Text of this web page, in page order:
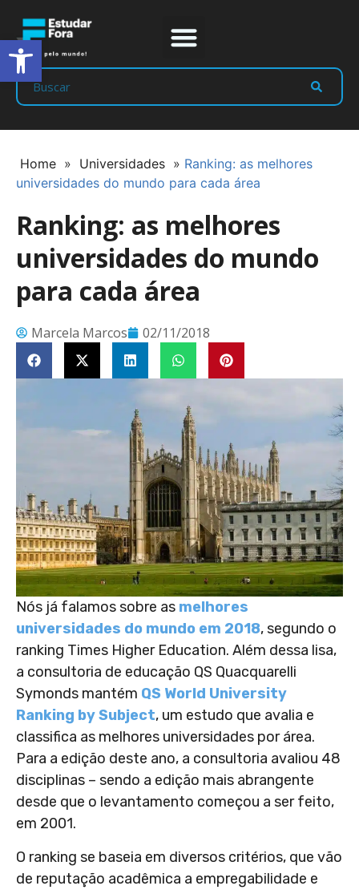
Home » Universidades » Ranking: as melhores
universidades do mundo para cada área
Ranking: as melhores
universidades do mundo
para cada área
Marcela Marcos 02/11/2018
Nós já falamos sobre as melhores
universidades do mundo em 2018, segundo o
ranking Times Higher Education. Além dessa lisa,
a consultoria de educação QS Quacquarelli
Symonds mantém QS World University
Ranking by Subject, um estudo que avalia e
classifica as melhores universidades por área.
Para a edição deste ano, a consultoria avaliou 48
disciplinas – sendo a edição mais abrangente
desde que o levantamento começou a ser feito,
em 2001.
O ranking se baseia em diversos critérios, que vão
de reputação acadêmica a empregabilidade e
Abrir a barra de ferramentas